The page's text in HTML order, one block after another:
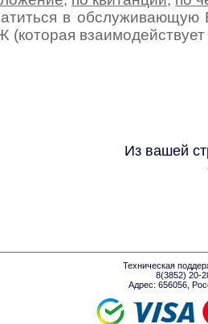
в
(которая
Из вашей
Техническая
8(3852) 20-
Адрес: 656056,